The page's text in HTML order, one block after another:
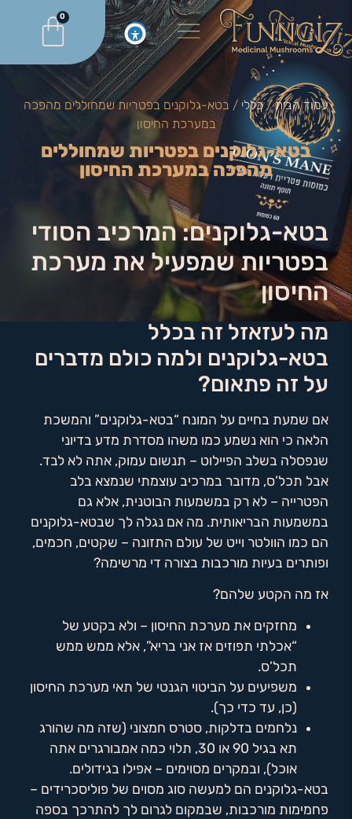
0
עמוד הבית/כללי / בטא-גלוקנים בפטריות שמחוללים מהפכה
במערכת החיסון
בטא-גלוקנים בפטריות שמחוללים
מהפכה במערכת החיסון
בטא-גלוקנים: המרכיב הסודי
בפטריות שמפעיל את מערכת
החיסון
מה לעזאזל זה בכלל
בטא-גלוקנים ולמה כולם מדברים
על זה פתאום?
אם שמעת בחיים על המונח “בטא-גלוקנים” והמשכת
הלאה כי הוא נשמע כמו משהו מסדרת מדע בדיוני
שנפסלה בשלב הפיילוט – תנשום עמוק, אתה לא לבד.
אבל תכל’ס, מדובר במרכיב עוצמתי שנמצא בלב
הפטרייה – לא רק במשמעות הבוטנית, אלא גם
במשמעות הבריאותית. מה אם נגלה לך שבטא-גלוקנים
הם כמו הוולטר וייט של עולם התזונה – שקטים, חכמים,
ופותרים בעיות מורכבות בצורה די מרשימה?
אז מה הקטע שלהם?
מחזקים את מערכת החיסון – ולא בקטע של
“אכלתי תפוזים אז אני בריא”, אלא ממש ממש
תכל’ס.
משפיעים על הביטוי הגנטי של תאי מערכת החיסון
(כן, עד כדי כך).
נלחמים בדלקות, סטרס חמצוני (שזה מה שהורג
תא בגיל 90 או 30, תלוי כמה אמבורגרים אתה
אוכל), ובמקרים מסוימים – אפילו בגידולים.
בטא-גלוקנים הם למעשה סוג מסוים של פוליסכרידים –
פחמימות מורכבות, שבמקום לגרום לך להתרכך בספה